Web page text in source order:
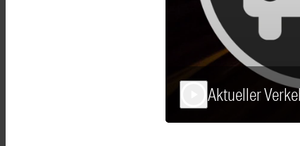
Aktueller